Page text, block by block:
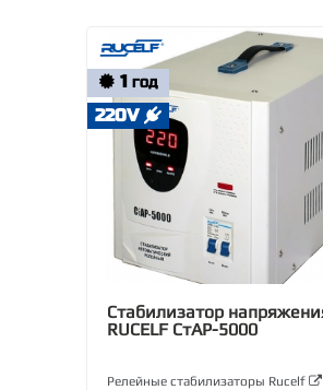
1 ГОД
220V
Стабилизатор
RUCELF СтАР-5000
Релейные стабилизаторы Rucelf